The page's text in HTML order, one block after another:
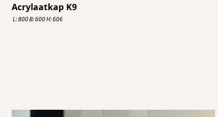
Acrylaatkap K9
L:800B:600H:606